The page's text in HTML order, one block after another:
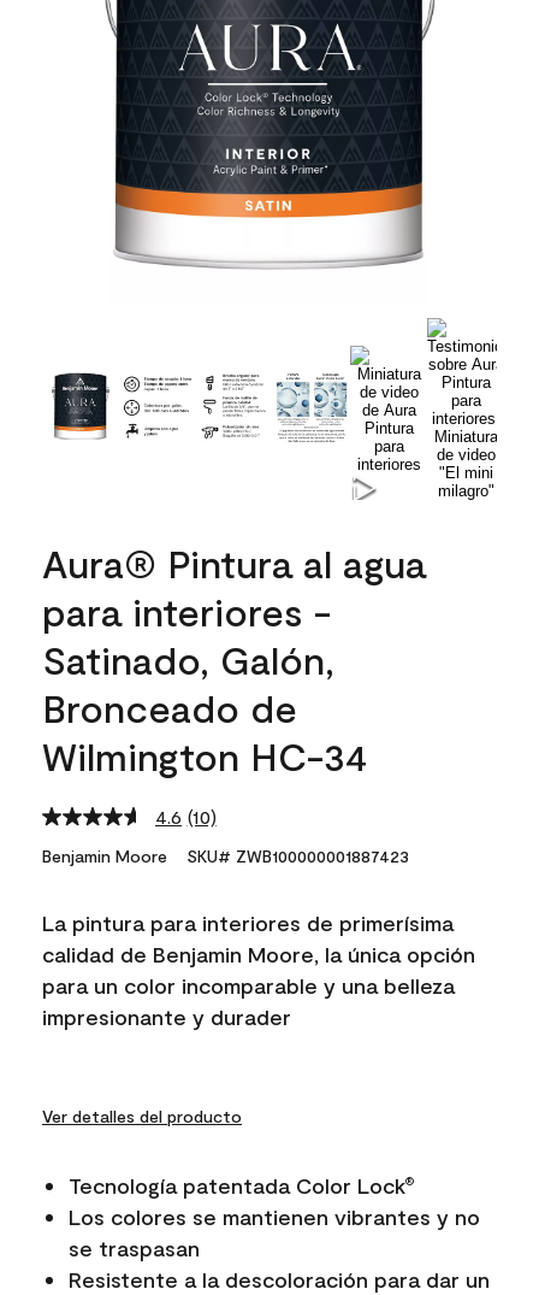
Aura® Pintura al agua
para interiores -
Satinado, Galón,
Bronceado de
Wilmington HC-34
4.6 Read
10
Reviews.
link.
(10)
Benjamin Moore SKU# ZWB100000001887423
La pintura para interiores de primerísima
calidad de Benjamin Moore, la única opción
para un color incomparable y una belleza
impresionante y durader
Ver detalles del producto
Tecnología patentada Color Lock®
Los colores se mantienen vibrantes y no
se traspasan
Resistente a la descoloración para dar un